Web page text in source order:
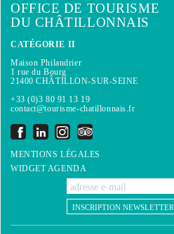
OFFICE DE TOURISME
DU CHÂTILLONNAIS
CATÉGORIE II
Maison Philandrier
1 rue du Bourg
21400 CHÂTILLON-SUR-SEINE
+33 (0)3 80 91 13 19
contact@tourisme-chatillonnais.fr
MENTIONS LÉGALES
WIDGET AGENDA
INSCRIPTION NEWSLETTER